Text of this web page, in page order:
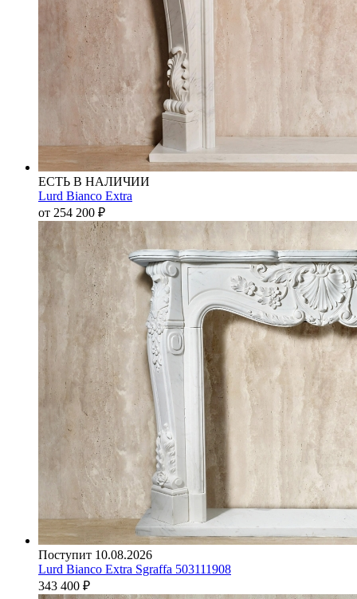
ЕСТЬ В НАЛИЧИИ
Lurd Bianco Extra
от 254 200 ₽
Поступит 10.08.2026
Lurd Bianco Extra Sgraffa 503111908
343 400 ₽